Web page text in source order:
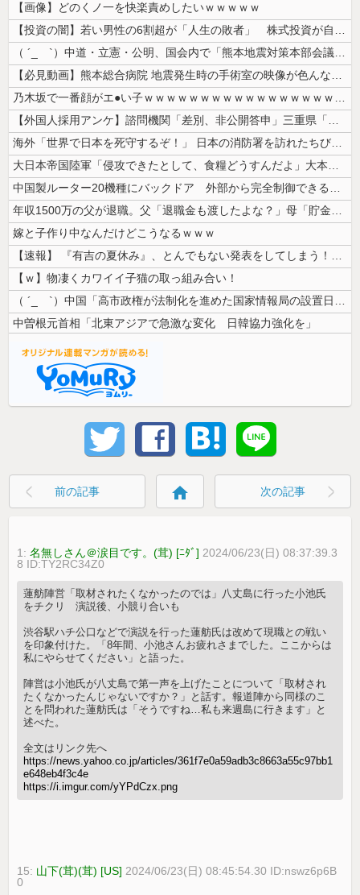
【画像】どのくノ一を快楽責めしたいｗｗｗｗｗ
【投資の闇】若い男性の6割超が「人生の敗者」 株式投資が自信喪失の原因...
（ ´_ゝ`）中道・立憲・公明、国会内で「熊本地震対策本部会議」各省庁...
【必見動画】熊本総合病院 地震発生時の手術室の映像が色んな意味で衝撃的...
乃木坂で一番顔がエ●い子ｗｗｗｗｗｗｗｗｗｗｗｗｗｗｗｗｗｗｗ
【外国人採用アンケ】諮問機関「差別、非公開答申」三重県「差別に当たらず...
海外「世界で日本を死守するぞ！」 日本の消防署を訪れたちびっ子集団が世...
大日本帝国陸軍「侵攻できたとして、食糧どうすんだよ」大本営「現地調達」...
中国製ルーター20機種にバックドア 外部から完全制御できる機能が仕込ま...
年収1500万の父が退職。父「退職金も渡したよな？」母「貯金なんてない...
嫁と子作り中なんだけどこうなるｗｗｗ
【速報】 『有吉の夏休み』、とんでもない発表をしてしまう！！！！！
【ｗ】物凄くカワイイ子猫の取っ組み合い！
（ ´_ゝ`）中国「高市政権が法制化を進めた国家情報局の設置日が7月3...
中曽根元首相「北東アジアで急激な変化 日韓協力強化を」
前の記事 home 次の記事
1:名無しさん＠涙目です。(茸) [ﾆﾀﾞ] 2024/06/23(日) 08:37:39.3
8 ID:TY2RC34Z0
蓮舫陣営「取材されたくなかったのでは」八丈島に行った小池氏
をチクリ 演説後、小競り合いも
渋谷駅ハチ公口などで演説を行った蓮舫氏は改めて現職との戦い
を印象付けた。「8年間、小池さんお疲れさまでした。ここからは
私にやらせてください」と語った。
陣営は小池氏が八丈島で第一声を上げたことについて「取材され
たくなかったんじゃないですか？」と話す。報道陣から同様のこ
とを問われた蓮舫氏は「そうですね…私も来週島に行きます」と
述べた。
全文はリンク先へ
https://news.yahoo.co.jp/articles/361f7e0a59adb3c8663a55c97bb1
e648eb4f3c4e
https://i.imgur.com/yYPdCzx.png
15: 山下(茸)(茸) [US] 2024/06/23(日) 08:45:54.30 ID:nswz6p6B
0